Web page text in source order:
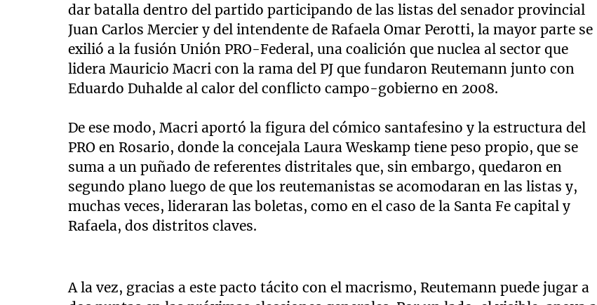
dar batalla dentro del partido participando de las listas del senador provincial
Juan Carlos Mercier y del intendente de Rafaela Omar Perotti, la mayor parte se
exilió a la fusión Unión PRO-Federal, una coalición que nuclea al sector que
lidera Mauricio Macri con la rama del PJ que fundaron Reutemann junto con
Eduardo Duhalde al calor del conflicto campo-gobierno en 2008.
De ese modo, Macri aportó la figura del cómico santafesino y la estructura del
PRO en Rosario, donde la concejala Laura Weskamp tiene peso propio, que se
suma a un puñado de referentes distritales que, sin embargo, quedaron en
segundo plano luego de que los reutemanistas se acomodaran en las listas y,
muchas veces, lideraran las boletas, como en el caso de la Santa Fe capital y
Rafaela, dos distritos claves.
A la vez, gracias a este pacto tácito con el macrismo, Reutemann puede jugar a